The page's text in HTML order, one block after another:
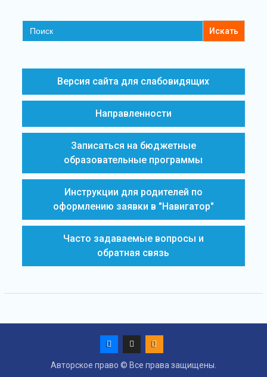
Search
for:
Версия сайта для слабовидящих
Направленности
Записаться на бюджетные
образовательные программы
Инструкции для родителей по
оформлению заявки в "Навигатор"
Часто задаваемые вопросы и
обратная связь
Авторское право © Все права защищены.